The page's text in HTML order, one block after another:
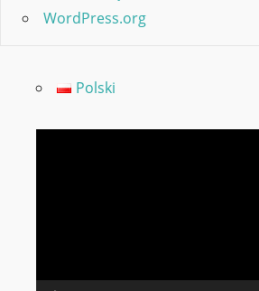
WordPress.org
Polski